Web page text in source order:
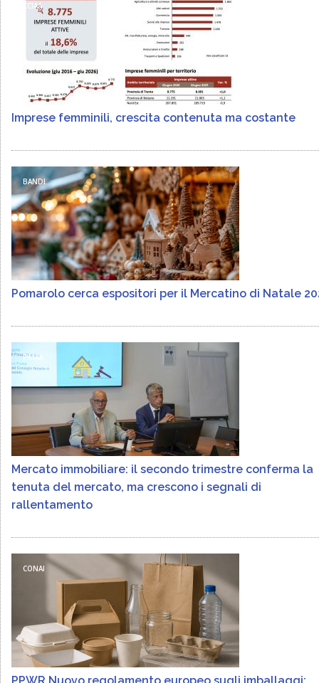
CCIAA
Imprese femminili, crescita contenuta ma costante
BANDI
Pomarolo cerca espositori per il Mercatino di Natale
FIMAA
Mercato immobiliare: il secondo trimestre conferma la
tenuta del mercato, ma crescono i segnali di
rallentamento
CONAI